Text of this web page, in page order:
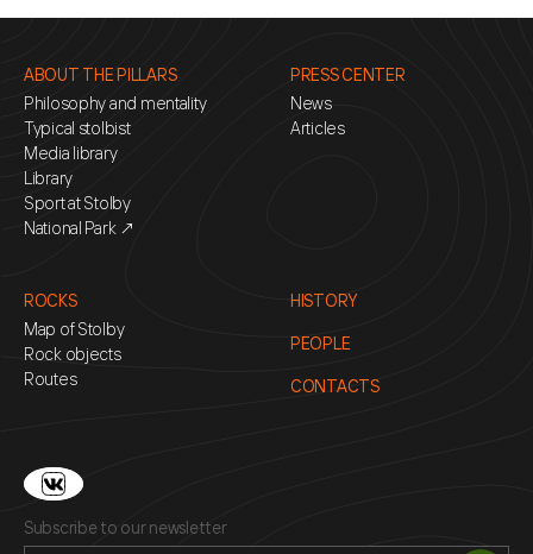
ABOUT THE PILLARS
Philosophy and mentality
Typical stolbist
Media library
Library
Sport at Stolby
National Park ↗
PRESS CENTER
News
Articles
ROCKS
Map of Stolby
Rock objects
Routes
HISTORY
PEOPLE
CONTACTS
Subscribe to our newsletter